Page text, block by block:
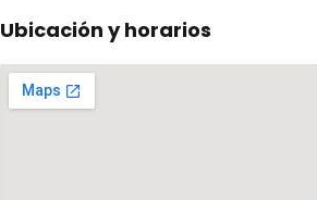
Ubicación y horarios